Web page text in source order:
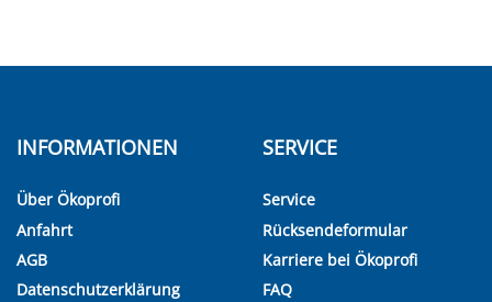
INFORMATIONEN
Über Ökoprofi
Anfahrt
AGB
Datenschutzerklärung
SERVICE
Service
Rücksendeformular
Karriere bei Ökoprofi
FAQ